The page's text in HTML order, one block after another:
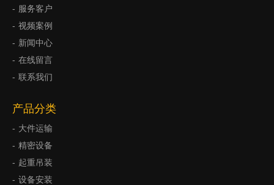
服务客户
视频案例
新闻中心
在线留言
联系我们
产品分类
大件运输
精密设备
起重吊装
设备安装